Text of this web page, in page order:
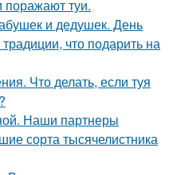
поражают туи.
и дедушек. День
что подарить на
Что делать, если туя
Наши партнеры
сорта тысячелистника